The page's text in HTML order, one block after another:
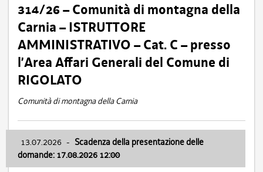
314/26 – Comunità di montagna della
Carnia – ISTRUTTORE
AMMINISTRATIVO – Cat. C – presso
l’Area Affari Generali del Comune di
RIGOLATO
Comunità di montagna della Carnia
13.07.2026 - Scadenza della presentazione delle
domande: 17.08.2026 12:00